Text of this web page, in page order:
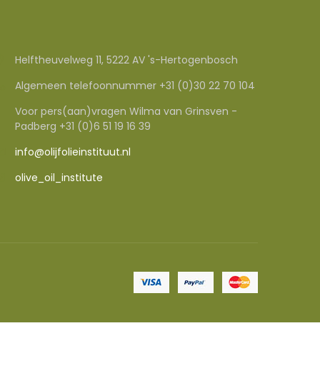
Helftheuvelweg 11, 5222 AV 's-Hertogenbosch
Algemeen telefoonnummer +31 (0)30 22 70 104
Voor pers(aan)vragen Wilma van Grinsven -
Padberg +31 (0)6 51 19 16 39
info@olijfolieinstituut.nl
olive_oil_institute